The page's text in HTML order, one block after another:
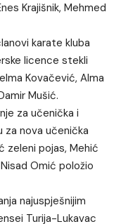
Krajišnik, Mehmed
karate kluba
licence stekli
Kovačević, Alma
Mušić.
za učenička i
za nova učenička
zeleni pojas, Mehić
Omić položio
najuspješnijim
Turija-Lukavac